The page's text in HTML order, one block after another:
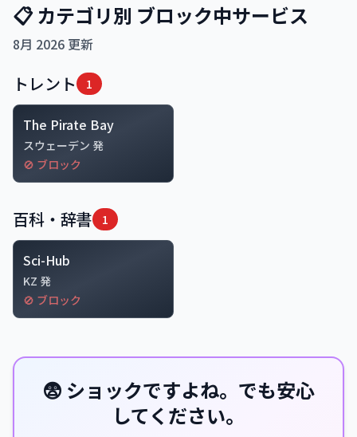
📋 カテゴリ別 ブロック中サービス
8月 2026 更新
トレント 1
The Pirate Bay
スウェーデン 発
🚫 ブロック
百科・辞書 1
Sci-Hub
KZ 発
🚫 ブロック
😨 ショックですよね。でも安心
してください。